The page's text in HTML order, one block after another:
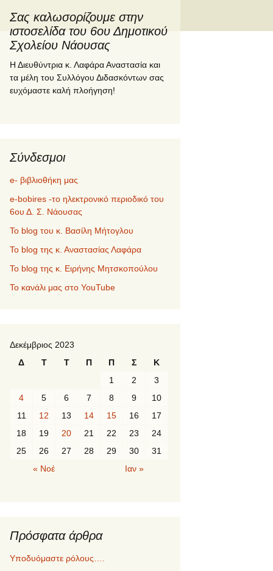
Σας καλωσορίζουμε στην
ιστοσελίδα του 6ου Δημοτικού
Σχολείου Νάουσας
Η Διευθύντρια κ. Λαφάρα Αναστασία και
τα μέλη του Συλλόγου Διδασκόντων σας
ευχόμαστε καλή πλοήγηση!
Σύνδεσμοι
e- βιβλιοθήκη μας
e-bobires -το ηλεκτρονικό περιοδικό του
6ου Δ. Σ. Νάουσας
To blog του κ. Βασίλη Μήτογλου
Το blog της κ. Αναστασίας Λαφάρα
Το blog της κ. Ειρήνης Μητσκοπούλου
Το κανάλι μας στο YouTube
Δεκέμβριος 2023
Δ
Τ Τ Π Π Σ Κ
« Νοέ Ιαν »
1 2
3
4
5 6 7 8 9
10
11
12 13 14 15 16
17
18
19 20 21 22 23
24
25
26 27 28 29 30 31
Πρόσφατα άρθρα
Υποδυόμαστε ρόλους….